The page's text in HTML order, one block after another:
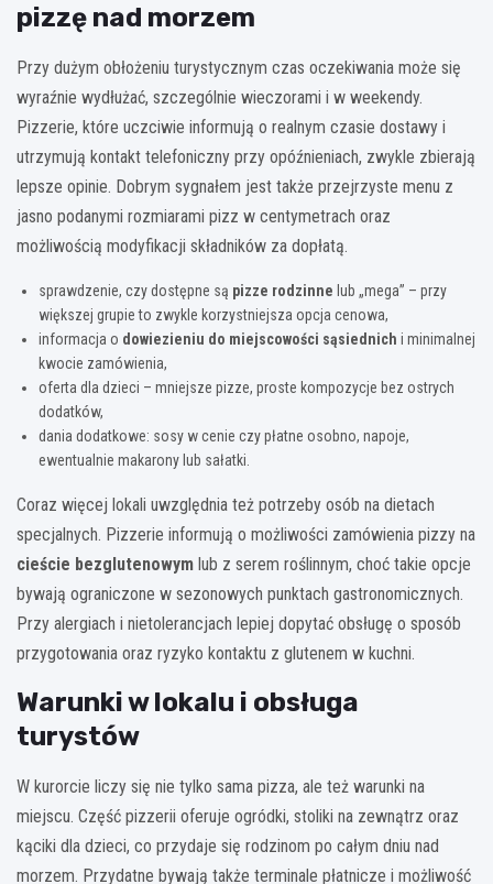
pizzę nad morzem
Przy dużym obłożeniu turystycznym czas oczekiwania może się
wyraźnie wydłużać, szczególnie wieczorami i w weekendy.
Pizzerie, które uczciwie informują o realnym czasie dostawy i
utrzymują kontakt telefoniczny przy opóźnieniach, zwykle zbierają
lepsze opinie. Dobrym sygnałem jest także przejrzyste menu z
jasno podanymi rozmiarami pizz w centymetrach oraz
możliwością modyfikacji składników za dopłatą.
sprawdzenie, czy dostępne są pizze rodzinne lub „mega” – przy
większej grupie to zwykle korzystniejsza opcja cenowa,
informacja o dowiezieniu do miejscowości sąsiednich i minimalnej
kwocie zamówienia,
oferta dla dzieci – mniejsze pizze, proste kompozycje bez ostrych
dodatków,
dania dodatkowe: sosy w cenie czy płatne osobno, napoje,
ewentualnie makarony lub sałatki.
Coraz więcej lokali uwzględnia też potrzeby osób na dietach
specjalnych. Pizzerie informują o możliwości zamówienia pizzy na
cieście bezglutenowym lub z serem roślinnym, choć takie opcje
bywają ograniczone w sezonowych punktach gastronomicznych.
Przy alergiach i nietolerancjach lepiej dopytać obsługę o sposób
przygotowania oraz ryzyko kontaktu z glutenem w kuchni.
Warunki w lokalu i obsługa
turystów
W kurorcie liczy się nie tylko sama pizza, ale też warunki na
miejscu. Część pizzerii oferuje ogródki, stoliki na zewnątrz oraz
kąciki dla dzieci, co przydaje się rodzinom po całym dniu nad
morzem. Przydatne bywają także terminale płatnicze i możliwość